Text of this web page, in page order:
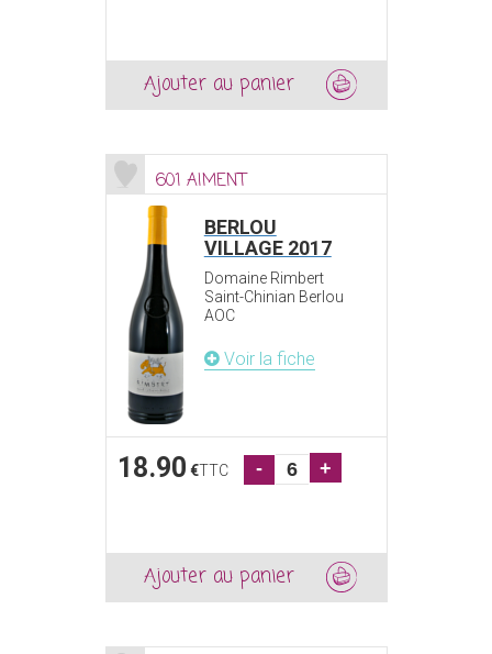
Ajouter au panier
601 AIMENT
BERLOU
VILLAGE 2017
Domaine Rimbert
Saint-Chinian Berlou
AOC
Voir la fiche
18.90 €TTC - +
Ajouter au panier